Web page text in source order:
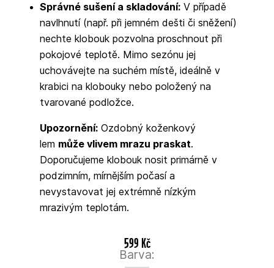
Správné sušení a skladování:V případě
navlhnutí (např. při jemném dešti či sněžení)
nechte klobouk pozvolna proschnout při
pokojové teplotě. Mimo sezónu jej
uchovávejte na suchém místě, ideálně v
krabici na klobouky nebo položený na
tvarované podložce.
Upozornění:Ozdobný koženkový
lem může vlivem mrazu praskat.
Doporučujeme klobouk nosit primárně v
podzimním, mírnějším počasí a
nevystavovat jej extrémně nízkým
mrazivým teplotám.
599 Kč
Barva: